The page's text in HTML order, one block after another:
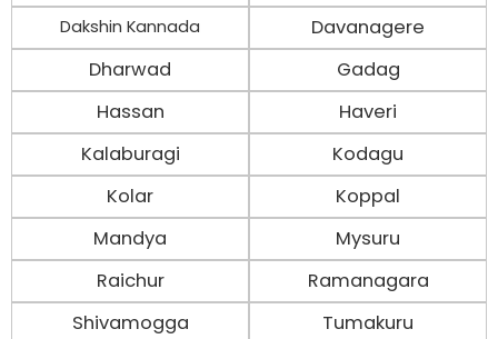
Dakshin Kannada
Davanagere
Dharwad
Gadag
Hassan
Haveri
Kalaburagi
Kodagu
Kolar
Koppal
Mandya
Mysuru
Raichur
Ramanagara
Shivamogga
Tumakuru